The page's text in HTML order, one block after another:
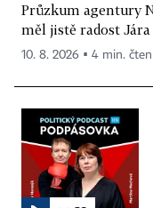
Průzkum agentury
měl jistě radost
10. 8. 2026 ▪ 4 min.